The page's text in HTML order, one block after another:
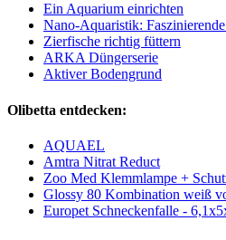
Ein Aquarium einrichten
Nano-Aquaristik:
Zierfische richtig füttern
ARKA Düngerserie
Aktiver Bodengrund
Olibetta entdecken:
AQUAEL
Amtra Nitrat Reduct
Zoo Med Klemmlampe +
Glossy 80 Kombination weiß
Europet Schneckenfalle -